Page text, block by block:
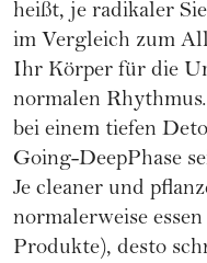
heißt, je radikaler
im Vergleich zum
Ihr Körper für die
normalen
bei einem tiefen
Going-DeepPhase
Je cleaner und
normalerweise
Produkte), desto